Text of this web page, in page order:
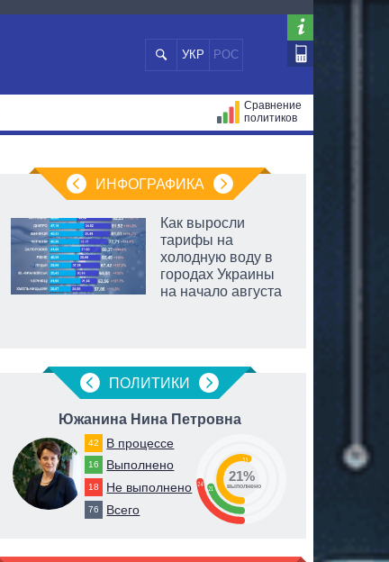
УКР РОС
Сравнение
политиков
ИНФОГРАФИКА
Как выросли
тарифы на
холодную воду в
городах Украины
на начало августа
ПОЛИТИКИ
Южанина Нина Петровна
42 В процессе
16 Выполнено
18 Не выполнено
76 Всего
24
21
55
21%
выполнено